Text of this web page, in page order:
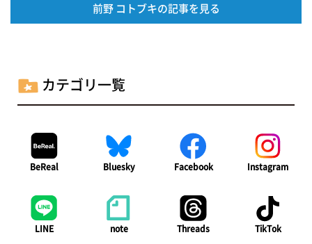
前野 コトブキの記事を見る
カテゴリ一覧
BeReal Bluesky Facebook Instagram
LINE note Threads TikTok